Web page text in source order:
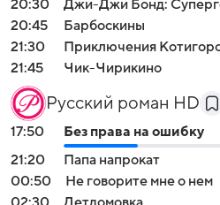
20:30
Джи-Джи Бонд:
20:45
Барбоскины
21:30
Приключения
21:45
Чик-Чирикино
Русский роман HD
17:50
Без права на ошибку
21:20
Папа напрокат
00:50
Не говорите мне о нем